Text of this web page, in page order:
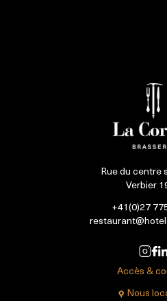
Rue du centre
Verbier
+41(0)27
Accès &
Nous